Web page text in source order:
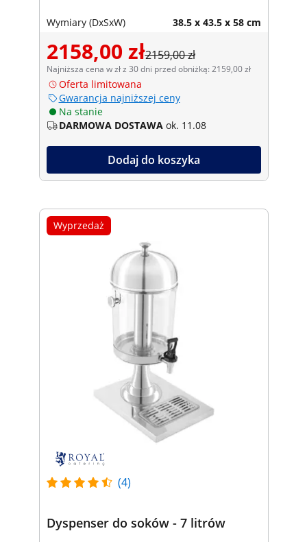
Wymiary (DxSxW) 38.5 x 43.5 x 58 cm
2158,00 zł2159,00 zł
Najniższa cena w zł z 30 dni przed obniżką: 2159,00 zł
Oferta limitowana
Gwarancja najniższej ceny
Na stanie
DARMOWA DOSTAWA ok. 11.08
Dodaj do koszyka
Wyprzedaż
(4)
Dyspenser do soków - 7 litrów